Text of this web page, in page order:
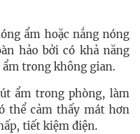
ẩm hoặc nắng nóng
hảo bởi có khả năng
trong không gian.
ẩm trong phòng, làm
thể cảm thấy mát hơn
tiết kiệm điện.